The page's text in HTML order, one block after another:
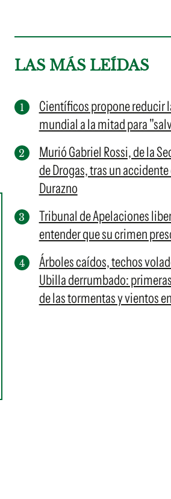
LAS MÁS LEÍDAS
Científicos propone reducir
mundial a la mitad para
Murió Gabriel Rossi, de la
de Drogas, tras un
Durazno
Tribunal de Apelaciones
entender que su crimen
Árboles caídos, techos
Ubilla derrumbado:
de las tormentas y vientos